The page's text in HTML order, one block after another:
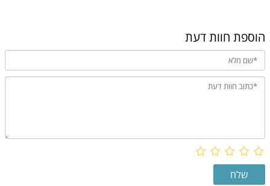
הוספת חוות דעת